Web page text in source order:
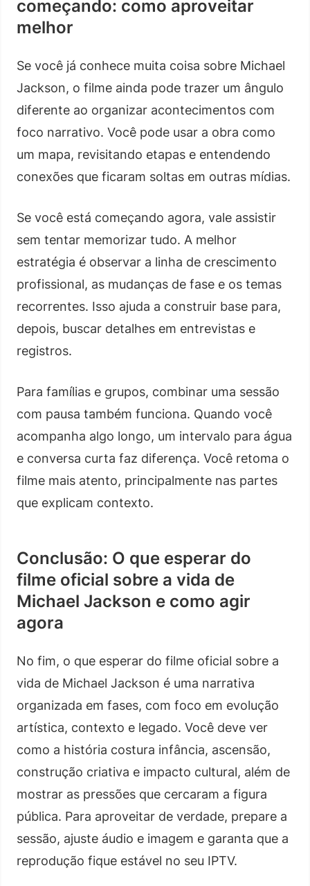
começando: como aproveitar
melhor
Se você já conhece muita coisa sobre Michael
Jackson, o filme ainda pode trazer um ângulo
diferente ao organizar acontecimentos com
foco narrativo. Você pode usar a obra como
um mapa, revisitando etapas e entendendo
conexões que ficaram soltas em outras mídias.
Se você está começando agora, vale assistir
sem tentar memorizar tudo. A melhor
estratégia é observar a linha de crescimento
profissional, as mudanças de fase e os temas
recorrentes. Isso ajuda a construir base para,
depois, buscar detalhes em entrevistas e
registros.
Para famílias e grupos, combinar uma sessão
com pausa também funciona. Quando você
acompanha algo longo, um intervalo para água
e conversa curta faz diferença. Você retoma o
filme mais atento, principalmente nas partes
que explicam contexto.
Conclusão: O que esperar do
filme oficial sobre a vida de
Michael Jackson e como agir
agora
No fim, o que esperar do filme oficial sobre a
vida de Michael Jackson é uma narrativa
organizada em fases, com foco em evolução
artística, contexto e legado. Você deve ver
como a história costura infância, ascensão,
construção criativa e impacto cultural, além de
mostrar as pressões que cercaram a figura
pública. Para aproveitar de verdade, prepare a
sessão, ajuste áudio e imagem e garanta que a
reprodução fique estável no seu IPTV.